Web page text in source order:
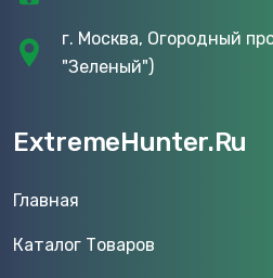
г. Москва, Огородный
"Зеленый")
ExtremeHunter.Ru
Главная
Каталог Товаров